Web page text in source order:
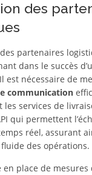
des
partenaires
dans le succès
est nécessaire de
communication
les services de
qui permettent
réel, assurant
des opérations.
en place de